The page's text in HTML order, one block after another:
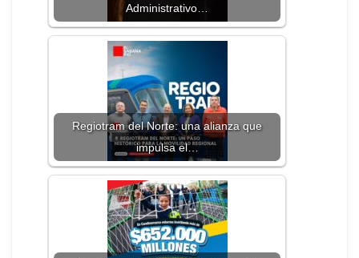
Administrativo…
Regiotram del Norte: una alianza que
impulsa el…